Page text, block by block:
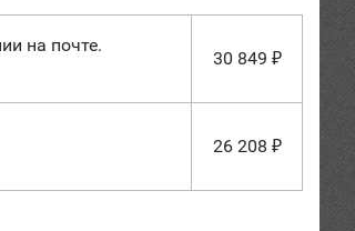
на почте.
30 849 ₽
26 208 ₽